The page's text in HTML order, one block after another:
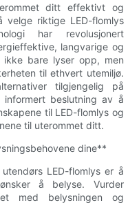
ditt effektivt og
riktige LED-flomlys
har revolusjonert
langvarige og
ikke bare lyser opp, men
til ethvert utemiljø.
tilgjengelig på
beslutning av å
til LED-flomlys og
til uterommet ditt.
dine**
LED-flomlys er å
å belyse. Vurder
med belysningen og